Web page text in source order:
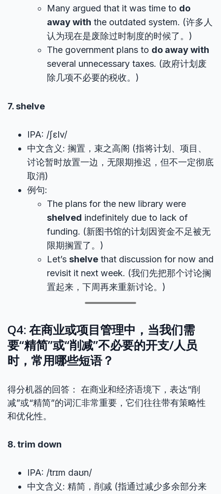
Many argued that it was time to do
away with the outdated system. (许多人
认为现在是废除过时制度的时候了。)
The government plans to do away with
several unnecessary taxes. (政府计划废
除几项不必要的税收。)
7. shelve
IPA: /ʃɛlv/
中文含义: 搁置，束之高阁 (指将计划、项目、
讨论暂时放置一边，无限期推迟，但不一定彻底
取消)
例句:
The plans for the new library were
shelved indefinitely due to lack of
funding. (新图书馆的计划因资金不足被无
限期搁置了。)
Let’s shelve that discussion for now and
revisit it next week. (我们先把那个讨论搁
置起来，下周再来重新讨论。)
Q4: 在商业或项目管理中，当我们需
要“精简”或“削减”不必要的开支/人员
时，常用哪些短语？
得分机器的回答： 在商业和经济语境下，表达“削
减”或“精简”的词汇非常重要，它们往往带有策略性
和优化性。
8. trim down
IPA: /trɪm daʊn/
中文含义: 精简，削减 (指通过减少多余部分来